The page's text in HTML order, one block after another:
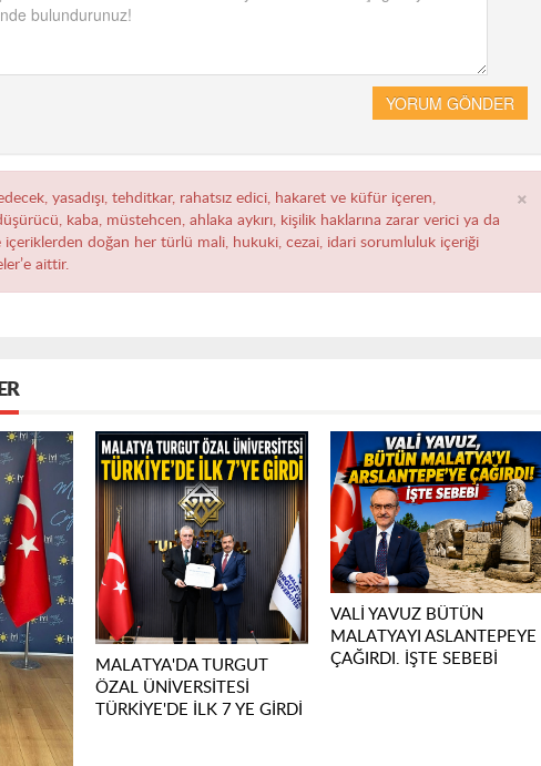
YORUM GÖNDER
×
yasadışı, tehditkar, rahatsız edici, hakaret ve küfür içeren,
kaba, müstehcen, ahlaka aykırı, kişilik haklarına zarar verici ya da
içeriklerden doğan her türlü mali, hukuki, cezai, idari sorumluluk içeriği
aittir.
MALATYA'DA TURGUT
ÖZAL ÜNİVERSİTESİ
TÜRKİYE'DE İLK 7 YE GİRDİ
VALİ YAVUZ BÜTÜN
MALATYAYI ASLANTEPEYE
ÇAĞIRDI. İŞTE SEBEBİ